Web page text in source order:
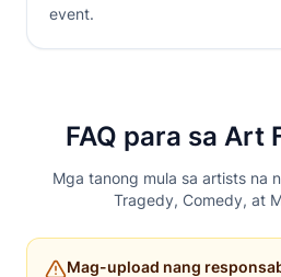
event.
FAQ para sa Art
Mga tanong mula sa artists na
Tragedy, Comedy, at
Mag-upload nang